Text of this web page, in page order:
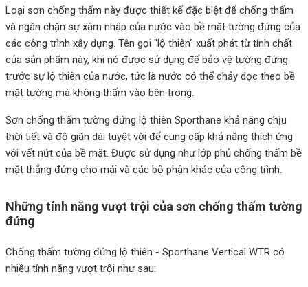
Loại sơn chống thấm này được thiết kế đặc biệt để chống thấm
và ngăn chặn sự xâm nhập của nước vào bề mặt tường đứng của
các công trình xây dựng. Tên gọi "lộ thiên" xuất phát từ tính chất
của sản phẩm này, khi nó được sử dụng để bảo vệ tường đứng
trước sự lộ thiên của nước, tức là nước có thể chảy dọc theo bề
mặt tường mà không thấm vào bên trong.
Sơn chống thấm tường đứng lộ thiên Sporthane khả năng chịu
thời tiết và độ giãn dài tuyệt vời để cung cấp khả năng thích ứng
với vết nứt của bề mặt. Được sử dụng như lớp phủ chống thấm bề
mặt thẳng đứng cho mái và các bộ phận khác của công trình.
Những tính năng vượt trội của sơn chống thấm tường
đứng
Chống thấm tường đứng lộ thiên - Sporthane Vertical WTR có
nhiều tính năng vượt trội như sau: